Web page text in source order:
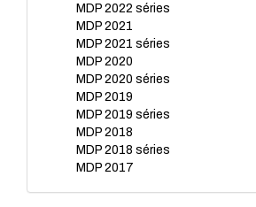
MDP 2022 séries
MDP 2021
MDP 2021 séries
MDP 2020
MDP 2020 séries
MDP 2019
MDP 2019 séries
MDP 2018
MDP 2018 séries
MDP 2017